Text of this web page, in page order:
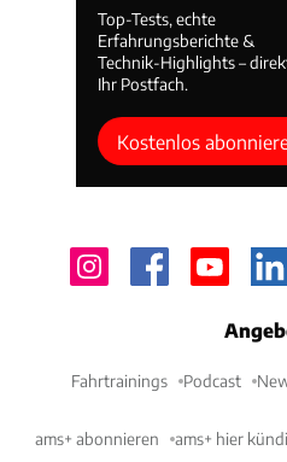
Top-Tests, echte
Erfahrungsberichte &
Technik-Highlights –
Ihr Postfach.
Kostenlos
Fahrtrainings Podcast
ams+ abonnieren ams+ hier